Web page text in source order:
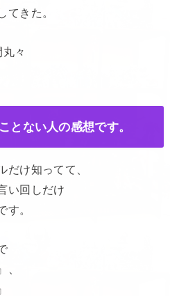
てきた。
々
とない人の感想です。
だけ知ってて、
い回しだけ
す。
、